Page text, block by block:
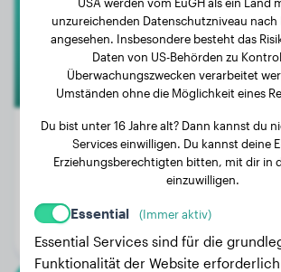
Alter:
Geschlecht:
unzureichenden Datenschutzniveau nach
angesehen. Insbesondere besteht das
Daten von US-Behörden zu
Überwachungszwecken verarbeitet
Umständen ohne die Möglichkeit eines
Du bist unter 16 Jahre alt? Dann kannst du
Services einwilligen. Du kannst deine
Erziehungsberechtigten bitten, mit dir in
einzuwilligen.
Essential (Immer aktiv)
Essential Services sind für die
Funktionalität der Website